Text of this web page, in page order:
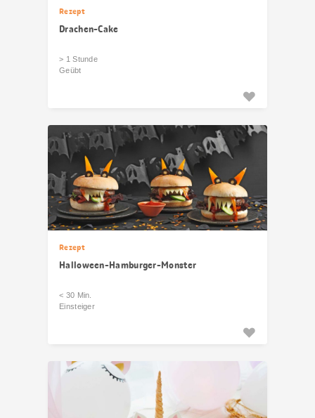
Rezept
Drachen-Cake
> 1 Stunde
Geübt
Rezept
Halloween-Hamburger-Monster
< 30 Min.
Einsteiger